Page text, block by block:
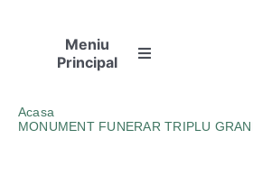
Meniu
Principal
Principală
Acasa
MONUMENT FUNERAR TRIPLU